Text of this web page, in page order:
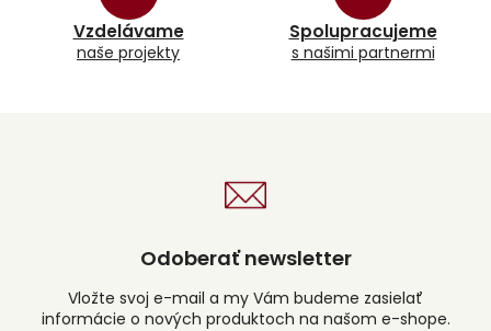
u
Vzdelávame
naše projekty
Spolupracujeme
s našimi partnermi
Odoberať newsletter
Vložte svoj e-mail a my Vám budeme zasielať
informácie o nových produktoch na našom e-shope.